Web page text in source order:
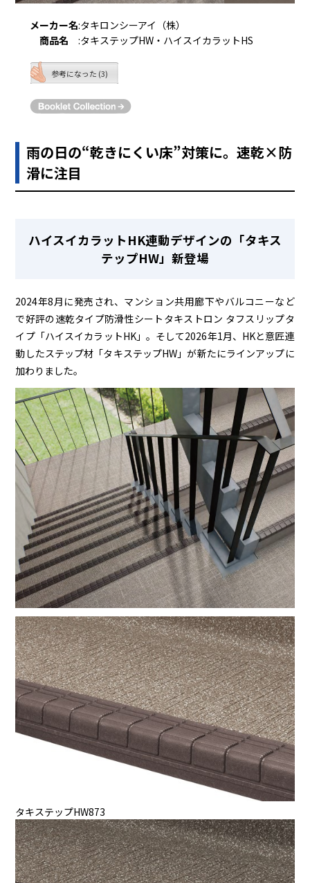
メーカー名:タキロンシーアイ（株）
商品名
:タキステップHW・ハイスイカラットHS
参考になった (3)
雨の日の“乾きにくい床”対策に。速乾×防
滑に注目
ハイスイカラットHK連動デザインの「タキス
テップHW」新登場
2024年8月に発売され、マンション共用廊下やバルコニーなど
で好評の速乾タイプ防滑性シートタキストロン タフスリップタ
イプ「ハイスイカラットHK」。そして2026年1月、HKと意匠連
動したステップ材「タキステップHW」が新たにラインアップに
加わりました。
タキステップHW873